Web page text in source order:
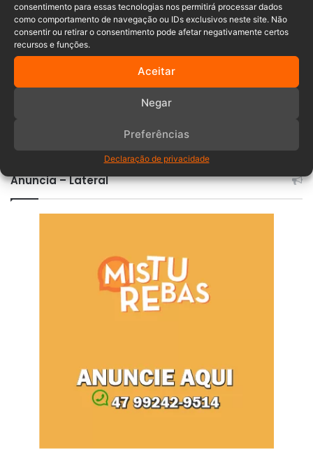
consentimento para essas tecnologias nos permitirá processar dados
como comportamento de navegação ou IDs exclusivos neste site. Não
consentir ou retirar o consentimento pode afetar negativamente certos
recursos e funções.
Aceitar
Negar
Preferências
Declaração de privacidade
Anuncia – Lateral